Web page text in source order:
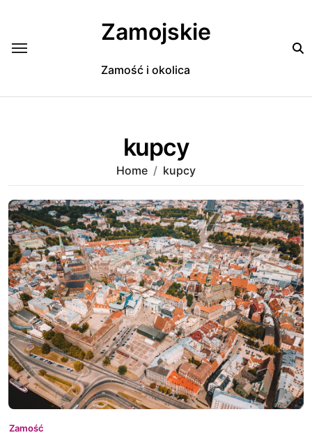
Zamojskie
Zamość i okolica
kupcy
Home kupcy
Zamość